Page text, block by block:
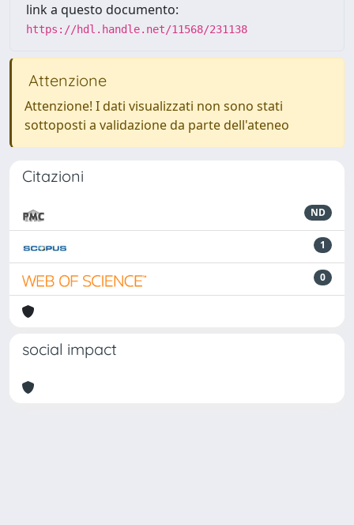
link a questo documento:
https://hdl.handle.net/11568/231138
Attenzione
Attenzione! I dati visualizzati non sono stati
sottoposti a validazione da parte dell'ateneo
Citazioni
ND
1
0
social impact